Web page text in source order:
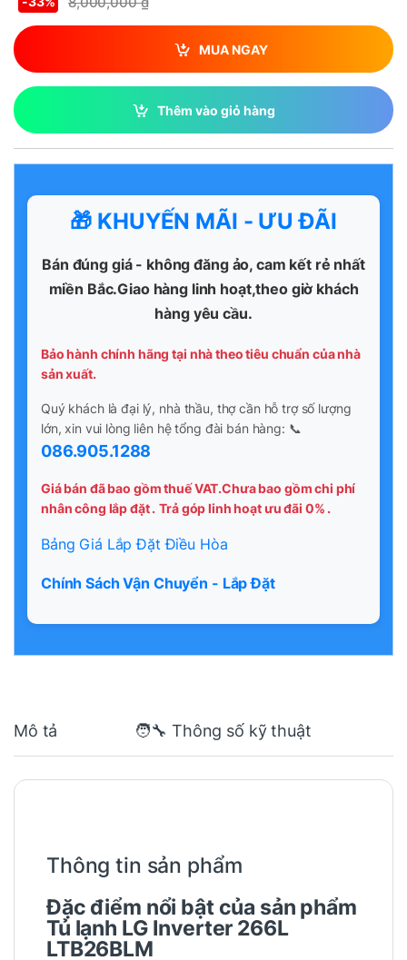
MUA NGAY
Thêm vào giỏ hàng
🎁 KHUYẾN MÃI - ƯU ĐÃI
Bán đúng giá - không đăng ảo, cam kết rẻ nhất
miền Bắc.Giao hàng linh hoạt,theo giờ khách
hàng yêu cầu.
Bảo hành chính hãng tại nhà theo tiêu chuẩn của nhà
sản xuất.
Quý khách là đại lý, nhà thầu, thợ cần hỗ trợ số lượng
lớn, xin vui lòng liên hệ tổng đài bán hàng: 📞
086.905.1288
Giá bán đã bao gồm thuế VAT.Chưa bao gồm chi phí
nhân công lắp đặt . Trả góp linh hoạt ưu đãi 0% .
Bảng Giá Lắp Đặt Điều Hòa
Chính Sách Vận Chuyển - Lắp Đặt
Mô tả 🧑‍🔧 Thông số kỹ thuật
Thông tin sản phẩm
Đặc điểm nổi bật của sản phẩm
Tủ lạnh LG Inverter 266L
LTB26BLM